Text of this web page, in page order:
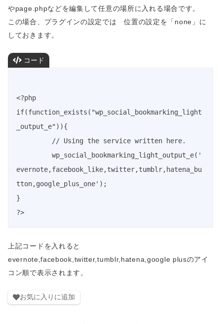
やpage.phpなどを編集して任意の場所に入れる場合です。
この場合、プラグインの設定では 位置の設定を「none」に
しておきます。
コード
<?php
if(function_exists("wp_social_bookmarking_light
_output_e")){
evernote,facebook_like,twitter,tumblr,hatena_bu
tton,google_plus_one');
}
上記コードを入れると
evernote,facebook,twitter,tumblr,hatena,google plusのアイ
コン順で表示されます。
お気に入りに追加